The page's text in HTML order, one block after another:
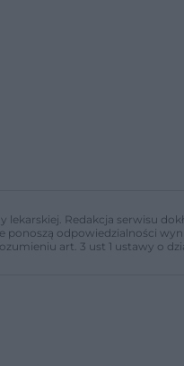
Redakcja serwisu
ponoszą odpowiedzialności
art. 3 ust 1 ustawy o